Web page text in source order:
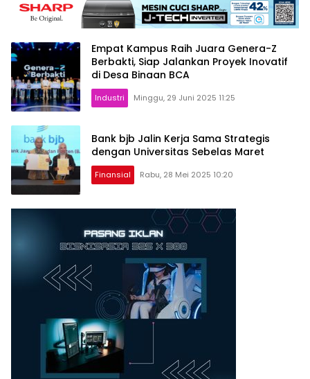
Empat Kampus Raih Juara Genera-Z
Berbakti, Siap Jalankan Proyek Inovatif
di Desa Binaan BCA
Industri Minggu, 29 Juni 2025 11:25
Bank bjb Jalin Kerja Sama Strategis
dengan Universitas Sebelas Maret
Finansial Rabu, 28 Mei 2025 10:20